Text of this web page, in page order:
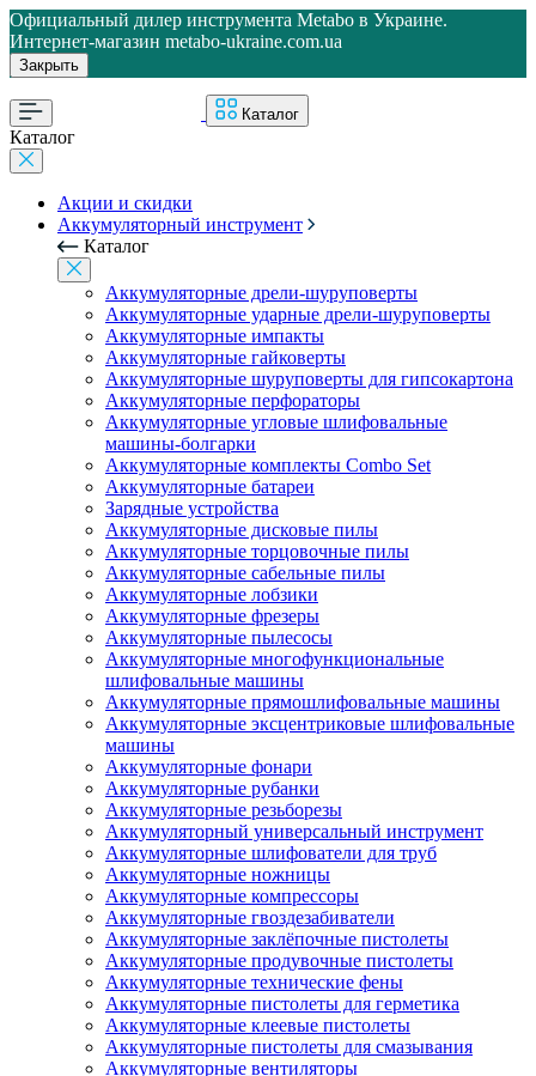
Официальный дилер инструмента Metabo в Украине.
Интернет-магазин metabo-ukraine.com.ua
Закрыть
Каталог
Каталог
Акции и скидки
Аккумуляторный инструмент
Каталог
Аккумуляторные дрели-шуруповерты
Аккумуляторные ударные дрели-шуруповерты
Аккумуляторные импакты
Аккумуляторные гайковерты
Аккумуляторные шуруповерты для гипсокартона
Аккумуляторные перфораторы
Аккумуляторные угловые шлифовальные
машины-болгарки
Аккумуляторные комплекты Combo Set
Аккумуляторные батареи
Зарядные устройства
Аккумуляторные дисковые пилы
Аккумуляторные торцовочные пилы
Аккумуляторные сабельные пилы
Аккумуляторные лобзики
Аккумуляторные фрезеры
Аккумуляторные пылесосы
Аккумуляторные многофункциональные
шлифовальные машины
Аккумуляторные прямошлифовальные машины
Аккумуляторные эксцентриковые шлифовальные
машины
Аккумуляторные фонари
Аккумуляторные рубанки
Аккумуляторные резьборезы
Аккумуляторный универсальный инструмент
Аккумуляторные шлифователи для труб
Аккумуляторные ножницы
Аккумуляторные компрессоры
Аккумуляторные гвоздезабиватели
Аккумуляторные заклёпочные пистолеты
Аккумуляторные продувочные пистолеты
Аккумуляторные технические фены
Аккумуляторные пистолеты для герметика
Аккумуляторные клеевые пистолеты
Аккумуляторные пистолеты для смазывания
Аккумуляторные вентиляторы